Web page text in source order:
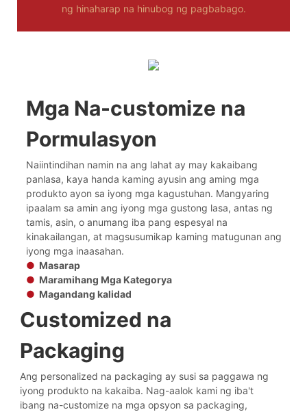
ng hinaharap na hinubog ng pagbabago.
Mga Na-customize na
Pormulasyon
Naiintindihan namin na ang lahat ay may kakaibang
panlasa, kaya handa kaming ayusin ang aming mga
produkto ayon sa iyong mga kagustuhan. Mangyaring
ipaalam sa amin ang iyong mga gustong lasa, antas ng
tamis, asin, o anumang iba pang espesyal na
kinakailangan, at magsusumikap kaming matugunan ang
iyong mga inaasahan.
● Masarap
● Maramihang Mga Kategorya
● Magandang kalidad
Customized na
Packaging
Ang personalized na packaging ay susi sa paggawa ng
iyong produkto na kakaiba. Nag-aalok kami ng iba't
ibang na-customize na mga opsyon sa packaging,